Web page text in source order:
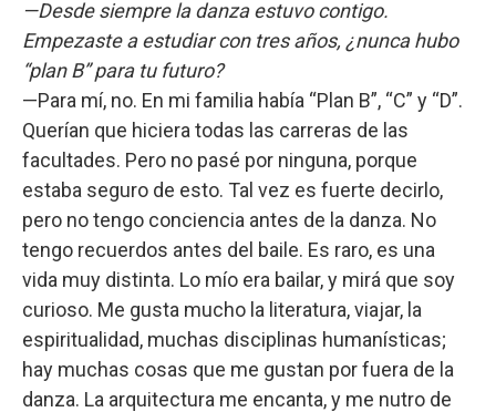
—Desde siempre la danza estuvo contigo.
Empezaste a estudiar con tres años, ¿nunca hubo
“plan B” para tu futuro?
—Para mí, no. En mi familia había “Plan B”, “C” y “D”.
Querían que hiciera todas las carreras de las
facultades. Pero no pasé por ninguna, porque
estaba seguro de esto. Tal vez es fuerte decirlo,
pero no tengo conciencia antes de la danza. No
tengo recuerdos antes del baile. Es raro, es una
vida muy distinta. Lo mío era bailar, y mirá que soy
curioso. Me gusta mucho la literatura, viajar, la
espiritualidad, muchas disciplinas humanísticas;
hay muchas cosas que me gustan por fuera de la
danza. La arquitectura me encanta, y me nutro de